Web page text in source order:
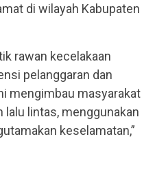
di wilayah Kabupaten
rawan kecelakaan
pelanggaran dan
mengimbau masyarakat
lintas, menggunakan
keselamatan,”